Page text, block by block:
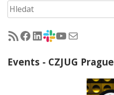
Hledat
RSS - články na jug.cz
Facebook skupina Czech Java User Group
LinkedIn skupina Czech Java User Group
CZJUG Slack fórum
CZJUG YouTube kanálCZJUG email
Events - CZJUG Prague